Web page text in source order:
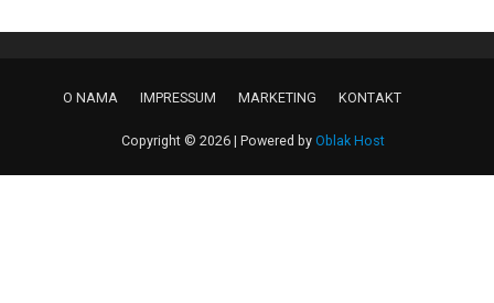
O NAMA IMPRESSUM MARKETING KONTAKT
Copyright © 2026 | Powered by Oblak Host